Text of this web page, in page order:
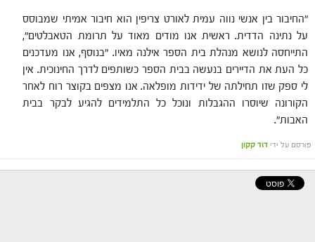
"החיבור בין אנשי נווה עמית לאורט צריפין הוא חיבור אמיתי שמבוסס
על נתינה הדדית. ראשית אנו מודים מאוד על תרומת הטאבלטים",
התייחסה לנושא מנהלת בית הספר אילנה מאיו. "בנוסף, אנו מעדכנים
כל העת את הדיירים בנעשה בבית הספר כשותפים לדרך החינוכית. אין
לי ספק שזו תחילתה של ידידות מופלאה. אנו מצפים בקוצר רוח לאחר
הקורונה שיוסרו ההגבלות ונוכל כל התלמידים להגיע לבקר בבית
האבות".
פורסם על ידי דוד קקון